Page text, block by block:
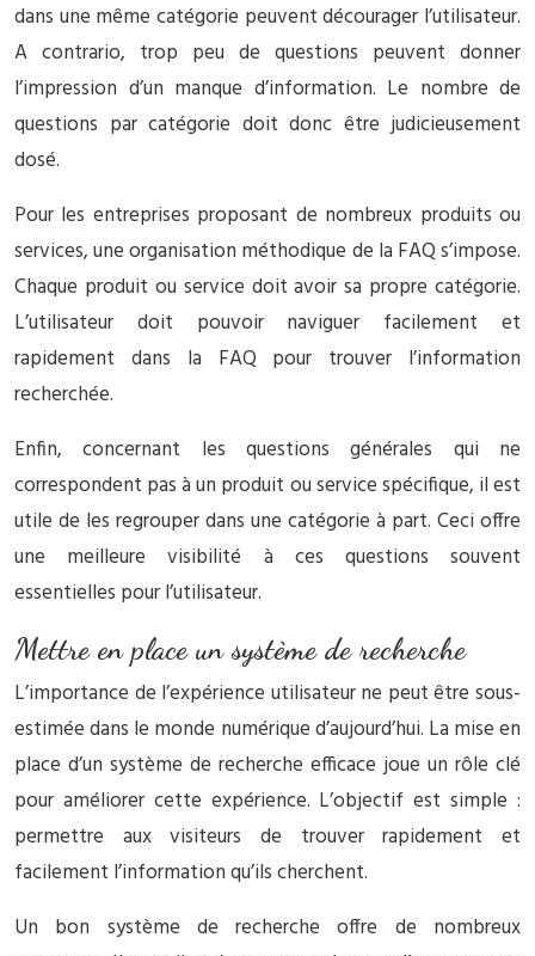
dans une même catégorie peuvent décourager l’utilisateur.
A contrario, trop peu de questions peuvent donner
l’impression d’un manque d’information. Le nombre de
questions par catégorie doit donc être judicieusement
dosé.
Pour les entreprises proposant de nombreux produits ou
services, une organisation méthodique de la FAQ s’impose.
Chaque produit ou service doit avoir sa propre catégorie.
L’utilisateur doit pouvoir naviguer facilement et
rapidement dans la FAQ pour trouver l’information
recherchée.
Enfin, concernant les questions générales qui ne
correspondent pas à un produit ou service spécifique, il est
utile de les regrouper dans une catégorie à part. Ceci offre
une meilleure visibilité à ces questions souvent
essentielles pour l’utilisateur.
Mettre en place un système de recherche
L’importance de l’expérience utilisateur ne peut être sous-
estimée dans le monde numérique d’aujourd’hui. La mise en
place d’un système de recherche efficace joue un rôle clé
pour améliorer cette expérience. L’objectif est simple :
permettre aux visiteurs de trouver rapidement et
facilement l’information qu’ils cherchent.
Un bon système de recherche offre de nombreux